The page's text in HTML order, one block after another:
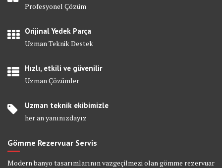
Profesyonel Çözüm
Orijinal Yedek Parça
Uzman Teknik Destek
Hızlı, etkili ve güvenilir
Uzman Çözümler
Uzman teknik ekibimizle
her an yanınızdayız
Gömme Rezervuar Servis
Modern banyo tasarımlarının vazgeçilmezi olan gömme rezervuar